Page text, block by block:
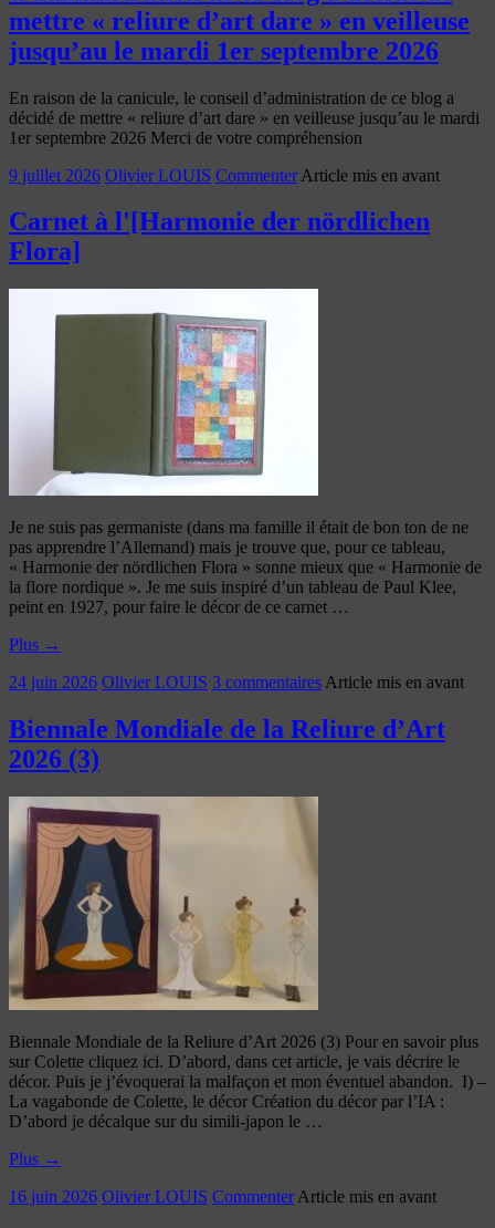
mettre « reliure d’art dare » en veilleuse
jusqu’au le mardi 1er septembre 2026
En raison de la canicule, le conseil d’administration de ce blog a
décidé de mettre « reliure d’art dare » en veilleuse jusqu’au le mardi
1er septembre 2026 Merci de votre compréhension
9 juillet 2026 Olivier LOUIS Commenter Article mis en avant
Carnet à l'[Harmonie der nördlichen
Flora]
Je ne suis pas germaniste (dans ma famille il était de bon ton de ne
pas apprendre l’Allemand) mais je trouve que, pour ce tableau,
« Harmonie der nördlichen Flora » sonne mieux que « Harmonie de
la flore nordique ». Je me suis inspiré d’un tableau de Paul Klee,
peint en 1927, pour faire le décor de ce carnet …
Plus →
24 juin 2026 Olivier LOUIS 3 commentaires Article mis en avant
Biennale Mondiale de la Reliure d’Art
2026 (3)
Biennale Mondiale de la Reliure d’Art 2026 (3) Pour en savoir plus
sur Colette cliquez ici. D’abord, dans cet article, je vais décrire le
décor. Puis je j’évoquerai la malfaçon et mon éventuel abandon. I) –
La vagabonde de Colette, le décor Création du décor par l’IA :
D’abord je décalque sur du simili-japon le …
Plus →
16 juin 2026 Olivier LOUIS Commenter Article mis en avant